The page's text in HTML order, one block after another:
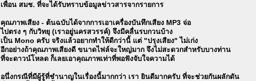
เพื่อน สมช. ที่จะได้รับทราบข้อมูลข่าวสารจากรายการ
คุณภาพเสียง - ต้นฉบับได้จากการเอาเครื่องบันทึกเสียง MP3 จ่อ
ไปตรง ๆ กับวิทยุ (เราอยู่นครสวรรค์) จึงมีคลื่นรบกวนบ้าง
เป็น Mono ครับ จริงแล้วอยากทำให้ดีกว่านี้ แต่ "ปรุงเสียง" ไม่เก่ง
อีกอย่างถ้าคุณภาพเสียงดี ขนาดไฟล์จะใหญ่มาก จึงไม่สะดวกสำหรับบางท่าน
ที่จะดาวน์โหลด ก็เลยเอาคุณภาพเท่าที่พอฟังจับใจความได้
อนึ่งกรณีที่มีผู้รู้ที่ชำนาญในเรื่องนี้มากกว่า เรา ยินดีมากครับ ที่จะช่วยกันผลักดัน